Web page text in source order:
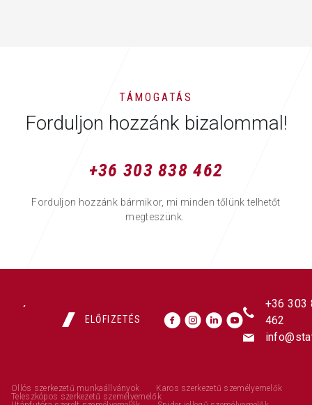
TÁMOGATÁS
Forduljon hozzánk bizalommal!
+36 303 838 462
Forduljon hozzánk bármikor, mi minden tőlünk telhetőt
megteszünk.
ELŐFIZETÉS
+36 303
462
Ollós szerkezetű munkaállványok
Karos szerkezetű személyemelők
Teleszkópos szerkezetű személyemelők